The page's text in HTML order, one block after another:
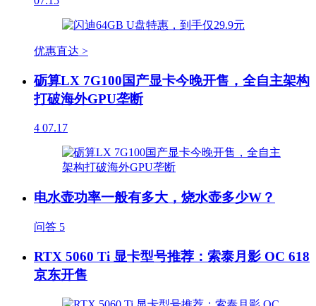
优惠直达 >
砺算LX 7G100国产显卡今晚开售，全自主架构
打破海外GPU垄断
4 07.17
电水壶功率一般有多大，烧水壶多少W？
问答 5
RTX 5060 Ti 显卡型号推荐：索泰月影 OC 618
京东开售